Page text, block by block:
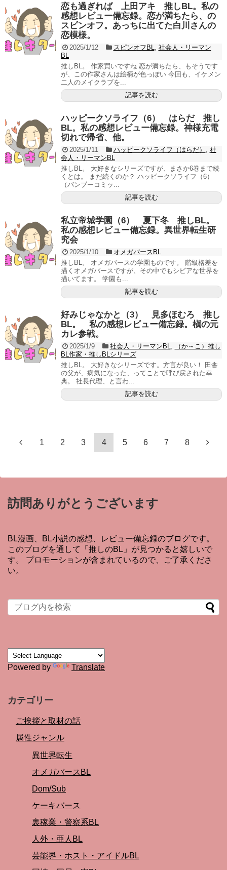
恋も過ぎれば 上田アキ 推しBL。私の
感想レビュー備忘録。恋が満ちたら、の
スピンオフ。あっちに出てた白川さんの
恋模様。
2025/1/12 スピンオフBL, 社会人・リーマン
BL
推しBL。 作家買いですね 恋が満ちたら、もそうです
が、この作家さんは絵柄が色っぽい 今回も、イケメン
二人のメイクラブを...
記事を読む
ハッピークソライフ（6） はらだ 推し
BL。私の感想レビュー備忘録。神様充電
切れで帰省、他。
2025/1/11 ハッピークソライフ（はらだ） , 社
会人・リーマンBL
推しBL。 大好きなシリーズですが、まさか6巻まで続
くとは。 まだ続くのか？ ハッピークソライフ（6）
（バンブーコミッ...
記事を読む
私立帝城学園（6） 夏下冬 推しBL。
私の感想レビュー備忘録。異世界転生研
究会
2025/1/10
オメガバースBL
推しBL。 オメガバースの学園ものです。 階級格差を
描くオメガバースですが、その中でもシビアな世界を
描いてます。 学園も...
記事を読む
好みじゃなかと（3） 見多ほむろ 推し
BL。 私の感想レビュー備忘録。槇の元
カレ参戦。
2025/1/9 社会人・リーマンBL,
（か～こ）推し
BL作家・推しBLシリーズ
推しBL。 大好きなシリーズです。方言が良い！ 田舎
の父が、病気になった、ってことで呼び戻された幸
典。 社長代理、と言わ...
記事を読む
1 2 3 4 5 6 7 8
訪問ありがとうございます
BL漫画、BL小説の感想、レビュー備忘録のブログです。
このブログを通して「推しのBL」が見つかると嬉しいで
す。 プロモーションが含まれているので、ご了承くださ
い。
Powered by Translate
カテゴリー
ご挨拶と取材の話
属性ジャンル
異世界転生
オメガバースBL
Dom/Sub
ケーキバース
裏稼業・警察系BL
人外・亜人BL
芸能界・ホスト・アイドルBL